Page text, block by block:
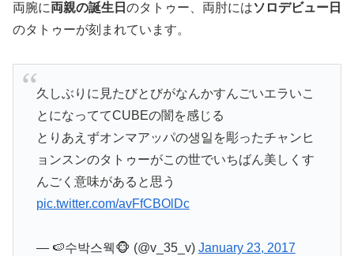
両腕に両親の誕生日 のタトゥー、両肘にはソロデビュー日
のタトゥーが刻まれています。
久しぶりに見たびとびがなんかすんごいエラいこ
とになっててCUBEの闇を感じる
とりあえずオンマアッパの생일を彫ったチャンヒ
ョンスンのタトゥーがこの世でいちばん美しくす
んごく意味があると思う
pic.twitter.com/avFfCBOlDc
— 🍉수박스웩🐵 (@v_35_v) January 23, 2017